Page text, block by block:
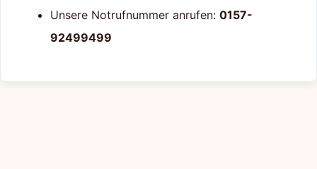
Unsere Notrufnummer anrufen: 0157-
92499499